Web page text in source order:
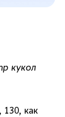
кукол
как